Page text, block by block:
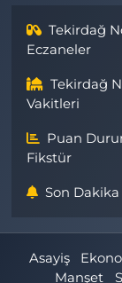
Tekirdağ
Eczaneler
Tekirdağ
Vakitleri
Puan
Fikstür
Son
Asayiş
Manşet